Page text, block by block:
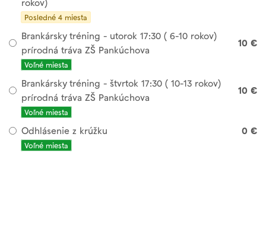
Posledné 4 miesta
Brankársky tréning - utorok 17:30 ( 6-10 rokov)
prírodná tráva ZŠ Pankúchova
10 €
Voľné miesta
Brankársky tréning - štvrtok 17:30 ( 10-13 rokov)
prírodná tráva ZŠ Pankúchova
10 €
Voľné miesta
Odhlásenie z krúžku 0 €
Voľné miesta